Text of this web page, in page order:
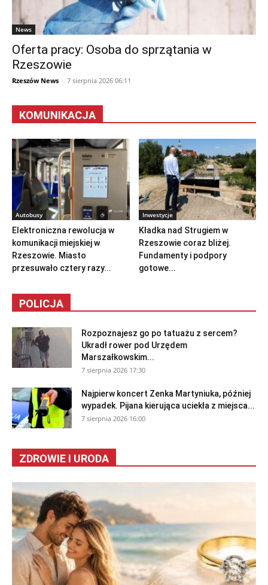
News
Oferta pracy: Osoba do sprzątania w
Rzeszowie
Rzeszów News - 7 sierpnia 2026 06:11
KOMUNIKACJA
Autobusy
Elektroniczna rewolucja w
komunikacji miejskiej w
Rzeszowie. Miasto
przesuwało cztery razy...
Inwestycje
Kładka nad Strugiem w
Rzeszowie coraz bliżej.
Fundamenty i podpory
gotowe...
POLICJA
Rozpoznajesz go po tatuażu z sercem?
Ukradł rower pod Urzędem
Marszałkowskim...
7 sierpnia 2026 17:30
Najpierw koncert Zenka Martyniuka, później
wypadek. Pijana kierująca uciekła z miejsca...
7 sierpnia 2026 16:00
ZDROWIE I URODA